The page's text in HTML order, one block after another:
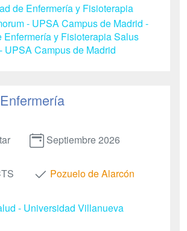
de Enfermería y Fisioterapia
- UPSA Campus de Madrid -
Enfermería y Fisioterapia Salus
UPSA Campus de Madrid
Septiembre 2026
Pozuelo de Alarcón
- Universidad Villanueva